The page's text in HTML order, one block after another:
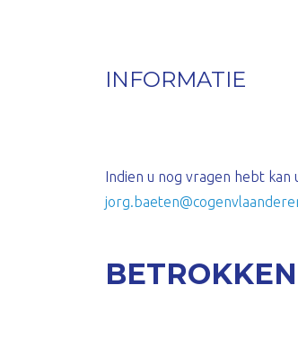
INFORMATIE
Indien u nog vragen hebt
BETROKKEN